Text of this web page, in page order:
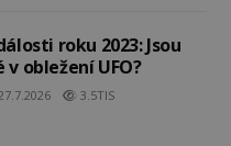
roku 2023: Jsou
obležení UFO?
3.5TIS